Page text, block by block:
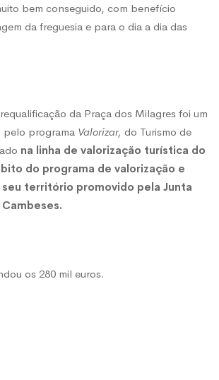
bem conseguido, com benefício
da freguesia e para o dia a dia das
da Praça dos Milagres foi um
programa Valorizar, do Turismo de
na linha de valorização turística do
do programa de valorização e
território promovido pela Junta
os 280 mil euros.